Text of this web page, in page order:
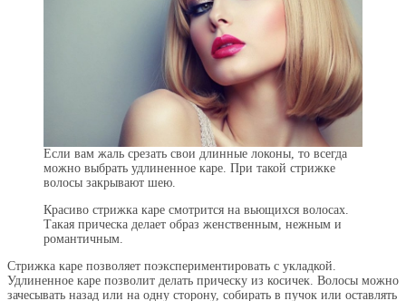
Если вам жаль срезать свои длинные локоны, то всегда
можно выбрать удлиненное каре. При такой стрижке
волосы закрывают шею.
Красиво стрижка каре смотрится на вьющихся волосах.
Такая прическа делает образ женственным, нежным и
романтичным.
Стрижка каре позволяет поэкспериментировать с укладкой.
Удлиненное каре позволит делать прическу из косичек. Волосы можно
зачесывать назад или на одну сторону, собирать в пучок или оставлять